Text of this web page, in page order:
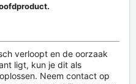
verloopt en de oorzaak
ligt, kun je dit als
Neem contact op